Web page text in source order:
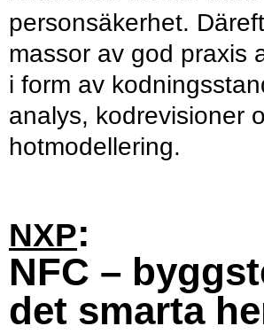
personsäkerhet.
massor av god praxis
i form av
analys, kodrevisioner
hotmodellering.
NXP:
NFC –
det smarta